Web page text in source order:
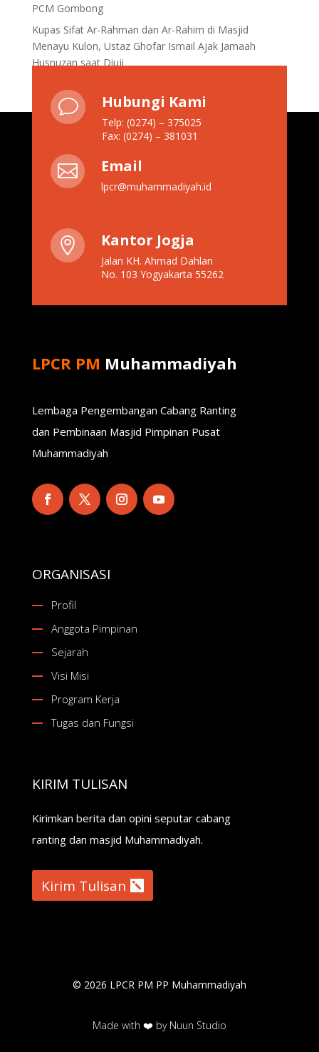
PCM Gombong
Kupas Sifat Ar-Rahman dan Ar-Rahim di Masjid
Menayu Kulon, Ustaz Ghofar Ismail Ajak Jamaah
Husnuzan saat Diuji
v Hubungi Kami
Telp: (0274) – 375025
Fax: (0274) – 381031
 Email
lpcr@muhammadiyah.id
 Kantor Jogja
Jalan KH. Ahmad Dahlan
No. 103 Yogyakarta 55262
LPCR PM Muhammadiyah
Lembaga Pengembangan Cabang Ranting
dan Pembinaan Masjid Pimpinan Pusat
Muhammadiyah
ORGANISASI
Profil
Anggota Pimpinan
Sejarah
Visi Misi
Program Kerja
Tugas dan Fungsi
KIRIM TULISAN
Kirimkan berita dan opini seputar cabang
ranting dan masjid Muhammadiyah.
Kirim Tulisan
© 2026 LPCR PM PP Muhammadiyah
Made with ❤️ by Nuun Studio